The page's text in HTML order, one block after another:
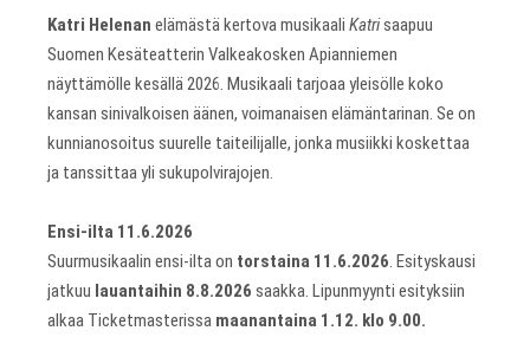
Katri Helenan elämästä kertova musikaali Katrisaapuu
Suomen Kesäteatterin Valkeakosken Apianniemen
näyttämölle kesällä 2026. Musikaali tarjoaa yleisölle koko
kansan sinivalkoisen äänen, voimanaisen elämäntarinan. Se on
kunnianosoitus suurelle taiteilijalle, jonka musiikki koskettaa
ja tanssittaa yli sukupolvirajojen.
Ensi-ilta 11.6.2026
Suurmusikaalin ensi-ilta on torstaina 11.6.2026. Esityskausi
jatkuu lauantaihin 8.8.2026 saakka. Lipunmyynti esityksiin
alkaa Ticketmasterissa maanantaina 1.12. klo 9.00.